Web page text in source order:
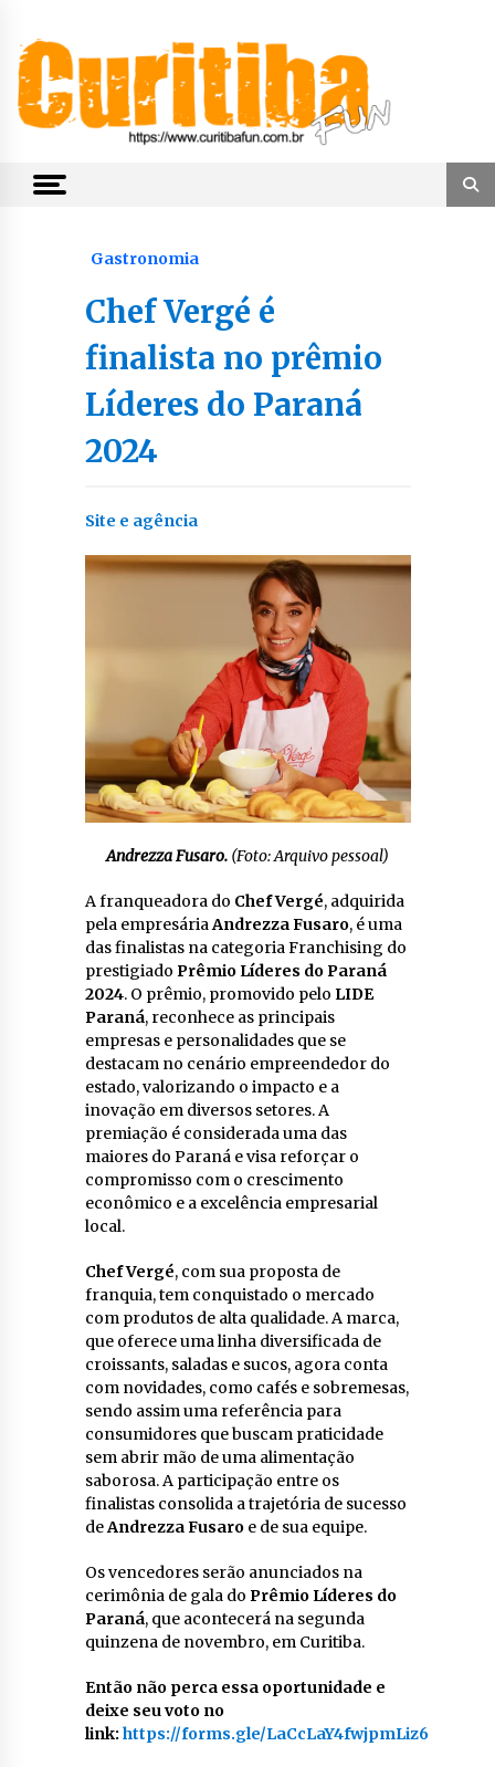
content
CuritibaFun
Gastronomia
Chef Vergé é
finalista no prêmio
Líderes do Paraná
2024
Site e agência
Andrezza Fusaro. (Foto: Arquivo pessoal)
A franqueadora do Chef Vergé, adquirida
pela empresáriaAndrezza Fusaro, é uma
das finalistas na categoria Franchising do
prestigiado Prêmio Líderes do Paraná
2024. O prêmio, promovido pelo LIDE
Paraná, reconhece as principais
empresas e personalidades que se
destacam no cenário empreendedor do
estado, valorizando o impacto e a
inovação em diversos setores. A
premiação é considerada uma das
maiores do Paraná e visa reforçar o
compromisso com o crescimento
econômico e a excelência empresarial
local.
Chef Vergé, com sua proposta de
franquia, tem conquistado o mercado
com produtos de alta qualidade. A marca,
que oferece uma linha diversificada de
croissants, saladas e sucos, agora conta
com novidades, como cafés e sobremesas,
sendo assim uma referência para
consumidores que buscam praticidade
sem abrir mão de uma alimentação
saborosa. A participação entre os
finalistas consolida a trajetória de sucesso
deAndrezza Fusaroe de sua equipe.
Os vencedores serão anunciados na
cerimônia de gala do Prêmio Líderes do
Paraná, que acontecerá na segunda
quinzena de novembro, em Curitiba.
Então não perca essa oportunidade e
deixe seu voto no
link: https://forms.gle/LaCcLaY4fwjpmLiz6